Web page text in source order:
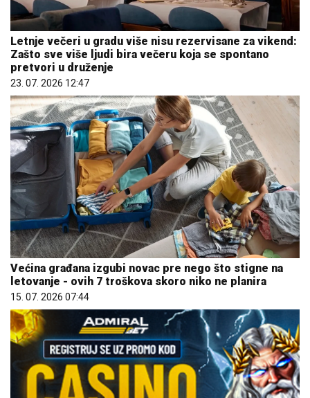
Letnje večeri u gradu više nisu rezervisane za vikend:
Zašto sve više ljudi bira večeru koja se spontano
pretvori u druženje
23. 07. 2026 12:47
Većina građana izgubi novac pre nego što stigne na
letovanje - ovih 7 troškova skoro niko ne planira
15. 07. 2026 07:44